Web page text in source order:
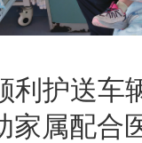
护送车
家属配合